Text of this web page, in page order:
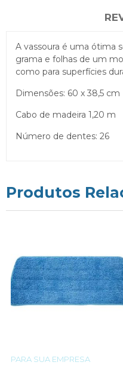
A vassoura é uma ótima
grama e folhas de um
como para superfícies
Dimensões: 60 x 38,5 cm
Cabo de madeira 1,20 m
Número de dentes: 26
Produtos
PARA SUA EMPRESA